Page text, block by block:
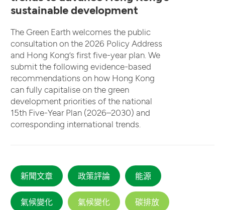
sustainable development
The Green Earth welcomes the public
consultation on the 2026 Policy Address
and Hong Kong’s first five-year plan. We
submit the following evidence-based
recommendations on how Hong Kong
can fully capitalise on the green
development priorities of the national
15th Five-Year Plan (2026–2030) and
corresponding international trends.
新聞文章 政策評論 能源
氣候變化 氣候變化 碳排放